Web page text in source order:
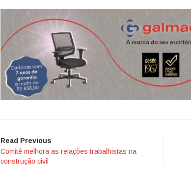
Read Previous
Comitê melhora as relações trabalhistas na
construção civil